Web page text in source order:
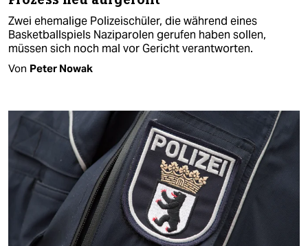
Zwei ehemalige Polizeischüler, die während eines
Basketballspiels Naziparolen gerufen haben sollen,
müssen sich noch mal vor Gericht verantworten.
Von Peter Nowak